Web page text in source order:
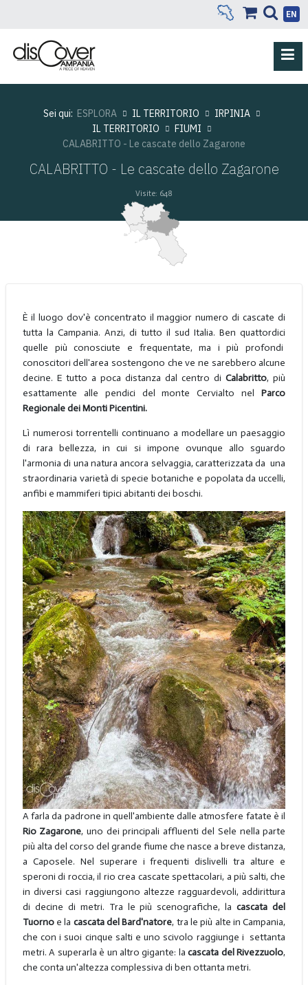
EN
Sei qui: ESPLORA IL TERRITORIO
IRPINIA
IL TERRITORIO
FIUMI
CALABRITTO - Le cascate dello Zagarone
CALABRITTO - Le cascate dello Zagarone
Visite: 648
È il luogo dov'è concentrato il maggior numero di cascate di
tutta la Campania. Anzi, di tutto il sud Italia. Ben quattordici
quelle più conosciute e frequentate, ma i più profondi
conoscitori dell'area sostengono che ve ne sarebbero alcune
decine. E tutto a poca distanza dal centro diCalabritto, più
esattamente alle pendici del monte Cervialto nelParco
Regionale dei Monti Picentini.
Lì numerosi torrentelli continuano a modellare un paesaggio
di rara bellezza, in cui si impone ovunque allo sguardo
l'armonia di una natura ancora selvaggia, caratterizzata da una
straordinaria varietà di specie botaniche e popolata da uccelli,
anfibi e mammiferi tipici abitanti dei boschi.
A farla da padrone in quell'ambiente dalle atmosfere fatate è il
Rio Zagarone, uno dei principali affluenti del Sele nella parte
più alta del corso del grande fiume che nasce a breve distanza,
a Caposele. Nel superare i frequenti dislivelli tra alture e
speroni di roccia, il rio crea cascate spettacolari, a più salti, che
in diversi casi raggiungono altezze ragguardevoli, addirittura
di decine di metri. Tra le più scenografiche, lacascata del
Tuornoe la cascata del Bard'natore, tra le più alte in Campania,
che con i suoi cinque salti e uno scivolo raggiunge i settanta
metri. A superarla è un altro gigante: la cascata del Rivezzuolo,
che conta un'altezza complessiva di ben ottanta metri.